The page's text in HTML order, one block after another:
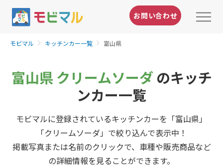
お問い合わせ
モビマル キッチンカー一覧 富山県
富山県 クリームソーダ のキッチ
ンカー一覧
モビマルに登録されているキッチンカーを「富山県」
「クリームソーダ」で絞り込んで表示中！
掲載写真または名前のクリックで、車種や販売商品など
の詳細情報を見ることができます。